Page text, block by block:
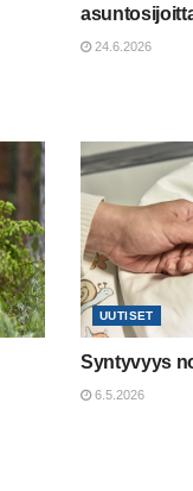
24.6.2026
UUTISET
Syntyvyys
6.5.2026